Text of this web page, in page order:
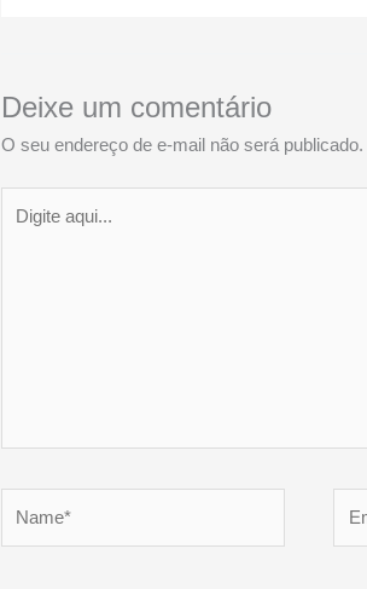
Deixe um comentário
O seu endereço de e-mail não será publicado.
aqui...